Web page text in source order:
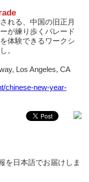
れる、中国の旧正月
が練り歩くパレード
体験できるワークシ
。
Los Angeles, CA
chinese-new-year-
を日本語でお届けしま